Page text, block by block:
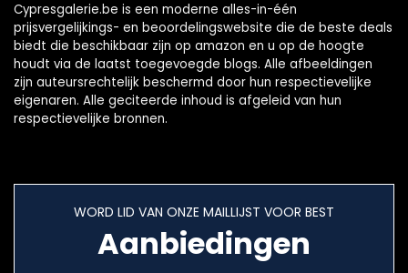
Cypresgalerie.be is een moderne alles-in-één
prijsvergelijkings- en beoordelingswebsite die de beste deals
biedt die beschikbaar zijn op amazon en u op de hoogte
houdt via de laatst toegevoegde blogs. Alle afbeeldingen
zijn auteursrechtelijk beschermd door hun respectievelijke
eigenaren. Alle geciteerde inhoud is afgeleid van hun
respectievelijke bronnen.
WORD LID VAN ONZE MAILLIJST VOOR BEST
Aanbiedingen